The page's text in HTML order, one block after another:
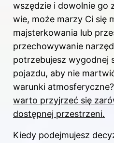
wszędzie i dowolnie go
wie, może marzy Ci się
majsterkowania lub
przechowywanie
potrzebujesz wygodnej
pojazdu, aby nie
warunki atmosferyczne?
warto przyjrzeć się
dostępnej przestrzeni.
Kiedy podejmujesz